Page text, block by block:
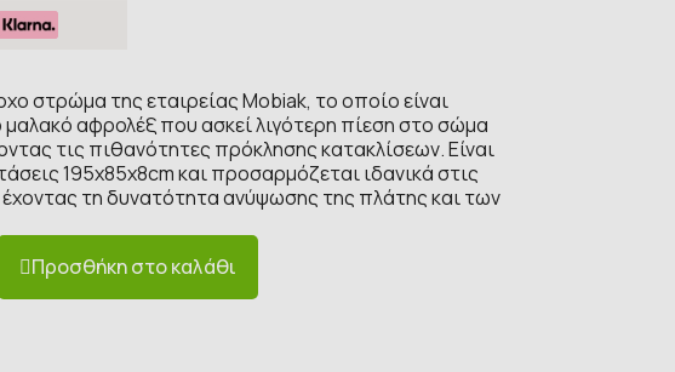
στρώμα της εταιρείας Mobiak, το οποίο είναι
αφρολέξ που ασκεί λιγότερη πίεση στο σώμα
τις πιθανότητες πρόκλησης κατακλίσεων. Είναι
195x85x8cm και προσαρμόζεται ιδανικά στις
τη δυνατότητα ανύψωσης της πλάτης και των
Προσθήκη στο καλάθι